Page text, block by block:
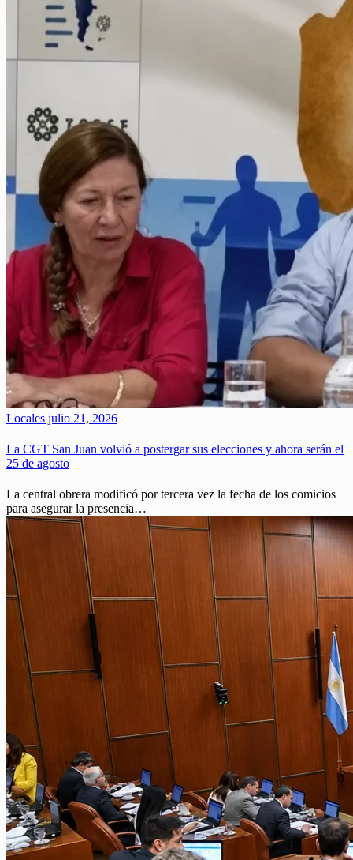
Locales julio 21, 2026
La CGT San Juan volvió a postergar sus elecciones y ahora serán el
25 de agosto
La central obrera modificó por tercera vez la fecha de los comicios
para asegurar la presencia…